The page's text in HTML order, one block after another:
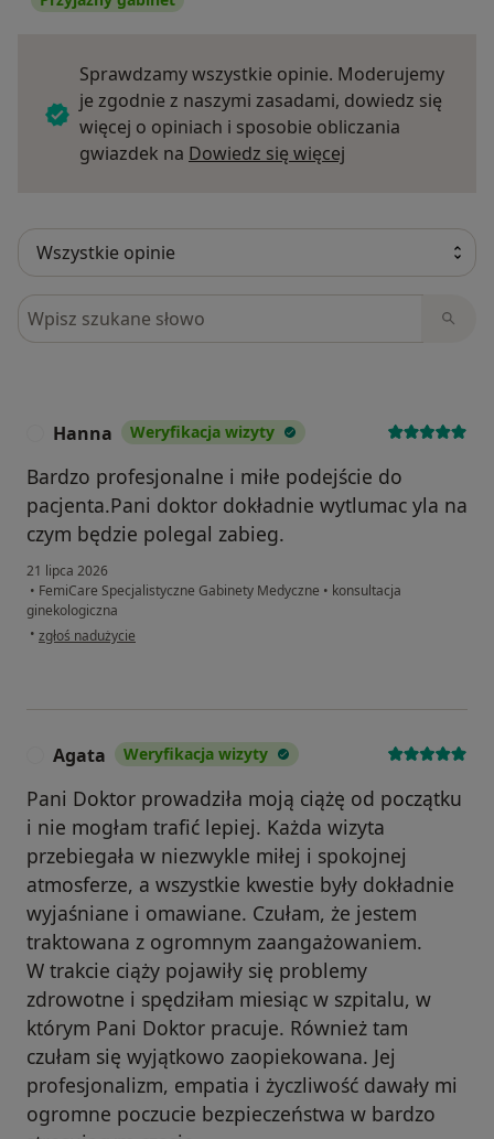
Sprawdzamy wszystkie opinie. Moderujemy
je zgodnie z naszymi zasadami, dowiedz się
więcej o opiniach i sposobie obliczania
gwiazdek na Dowiedz się więcej
Szukaj w opiniach
Hanna Weryfikacja wizyty
Bardzo profesjonalne i miłe podejście do
pacjenta.Pani doktor dokładnie wytlumac yla na
czym będzie polegal zabieg.
21 lipca 2026
• FemiCare Specjalistyczne Gabinety Medyczne • konsultacja
ginekologiczna
• w opinii użytkownika Hanna
zgłoś nadużycie
Agata Weryfikacja wizyty
Pani Doktor prowadziła moją ciążę od początku
i nie mogłam trafić lepiej. Każda wizyta
przebiegała w niezwykle miłej i spokojnej
atmosferze, a wszystkie kwestie były dokładnie
wyjaśniane i omawiane. Czułam, że jestem
traktowana z ogromnym zaangażowaniem.
W trakcie ciąży pojawiły się problemy
zdrowotne i spędziłam miesiąc w szpitalu, w
którym Pani Doktor pracuje. Również tam
czułam się wyjątkowo zaopiekowana. Jej
profesjonalizm, empatia i życzliwość dawały mi
ogromne poczucie bezpieczeństwa w bardzo